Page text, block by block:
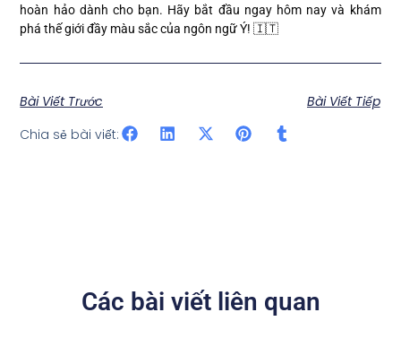
hoàn hảo dành cho bạn. Hãy bắt đầu ngay hôm nay và khám
phá thế giới đầy màu sắc của ngôn ngữ Ý! 🇮🇹
Bài Viết Trước
Bài Viết Tiếp
Chia sẻ bài viết:
Các bài viết liên quan